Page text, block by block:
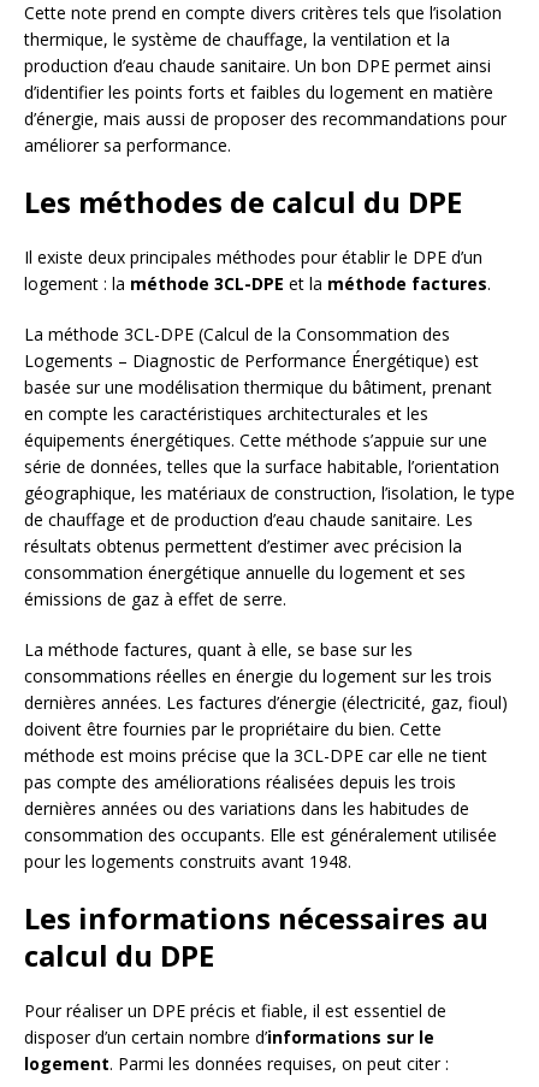
Cette note prend en compte divers critères tels que l’isolation
thermique, le système de chauffage, la ventilation et la
production d’eau chaude sanitaire. Un bon DPE permet ainsi
d’identifier les points forts et faibles du logement en matière
d’énergie, mais aussi de proposer des recommandations pour
améliorer sa performance.
Les méthodes de calcul du DPE
Il existe deux principales méthodes pour établir le DPE d’un
logement : la méthode 3CL-DPE et la méthode factures.
La méthode 3CL-DPE (Calcul de la Consommation des
Logements – Diagnostic de Performance Énergétique) est
basée sur une modélisation thermique du bâtiment, prenant
en compte les caractéristiques architecturales et les
équipements énergétiques. Cette méthode s’appuie sur une
série de données, telles que la surface habitable, l’orientation
géographique, les matériaux de construction, l’isolation, le type
de chauffage et de production d’eau chaude sanitaire. Les
résultats obtenus permettent d’estimer avec précision la
consommation énergétique annuelle du logement et ses
émissions de gaz à effet de serre.
La méthode factures, quant à elle, se base sur les
consommations réelles en énergie du logement sur les trois
dernières années. Les factures d’énergie (électricité, gaz, fioul)
doivent être fournies par le propriétaire du bien. Cette
méthode est moins précise que la 3CL-DPE car elle ne tient
pas compte des améliorations réalisées depuis les trois
dernières années ou des variations dans les habitudes de
consommation des occupants. Elle est généralement utilisée
pour les logements construits avant 1948.
Les informations nécessaires au
calcul du DPE
Pour réaliser un DPE précis et fiable, il est essentiel de
disposer d’un certain nombre d’informations sur le
logement. Parmi les données requises, on peut citer :